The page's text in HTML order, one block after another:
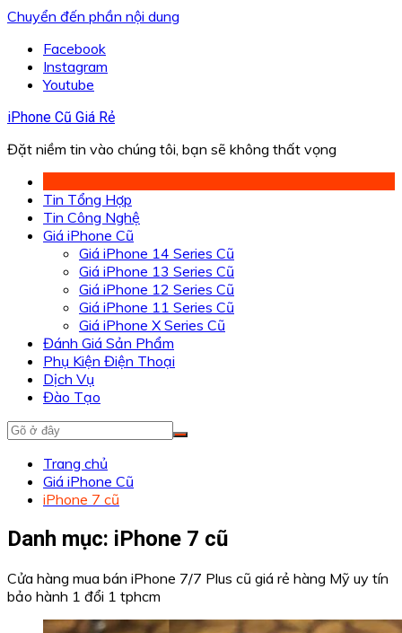
Chuyển đến phần nội dung
Facebook
Instagram
Youtube
iPhone Cũ Giá Rẻ
Đặt niềm tin vào chúng tôi, bạn sẽ không thất vọng
Tin Tổng Hợp
Tin Công Nghệ
Giá iPhone Cũ
Giá iPhone 14 Series Cũ
Giá iPhone 13 Series Cũ
Giá iPhone 12 Series Cũ
Giá iPhone 11 Series Cũ
Giá iPhone X Series Cũ
Đánh Giá Sản Phẩm
Phụ Kiện Điện Thoại
Dịch Vụ
Đào Tạo
Trang chủ
Giá iPhone Cũ
iPhone 7 cũ
Danh mục: iPhone 7 cũ
Cửa hàng mua bán iPhone 7/7 Plus cũ giá rẻ hàng Mỹ uy tín
bảo hành 1 đổi 1 tphcm